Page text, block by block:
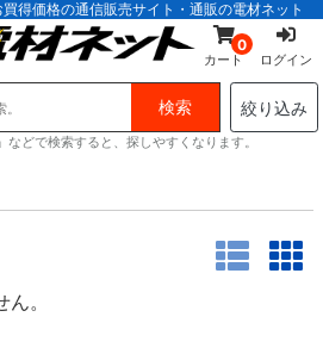
得価格の通信販売サイト・通販の電材ネット
0
カート ログイン
絞り込み
などで検索すると、探しやすくなります。
。